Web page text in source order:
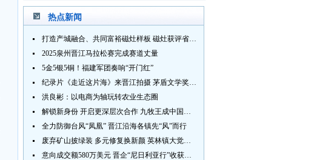
热点新闻
打造产城融合、共同富裕磁灶样板 磁灶获评省级乡村振兴示范乡镇
2025泉州晋江马拉松赛完成赛道丈量
5金5银5铜！福建军团奏响“开门红”
纪录片《走近这片海》来晋江拍摄 茅盾文学奖得主麦家探寻晋江“海海”人生
洪良彬：以电商为轴玩转农业生态圈
解锁新身份 开启更深层次合作 九牧王成中国奥委会官方赞助商
全力防御台风“凤凰” 晋江沿海各镇先“风”而行
废弃矿山披绿装 多元修复换新颜 英林镇大觉山片区废弃矿山生态修复项目通过验收
意向成交额580万美元 晋企“尼日利亚行”收获满满